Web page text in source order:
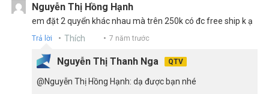
Nguyễn Thị Hồng Hạnh
em đặt 2 quyển khác nhau mà trên 250k có đc free ship k ạ
Trả lời Thích 7 năm trước
Nguyễn Thị Thanh Nga QTV
@Nguyễn Thị Hồng Hạnh: dạ được bạn nhé